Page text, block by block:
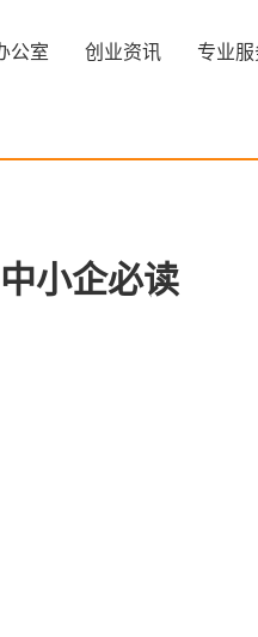
公室 创业资讯 专业
小企必读